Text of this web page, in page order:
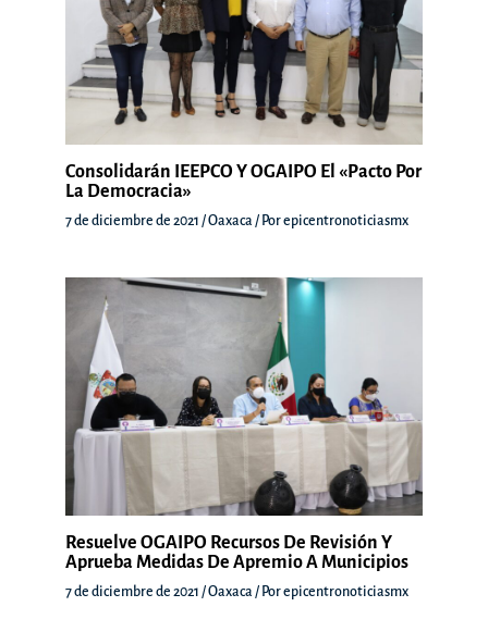
Consolidarán IEEPCO Y OGAIPO El «Pacto Por
La Democracia»
7 de diciembre de 2021 /Oaxaca / Porepicentronoticiasmx
Resuelve OGAIPO Recursos De Revisión Y
Aprueba Medidas De Apremio A Municipios
7 de diciembre de 2021 /Oaxaca / Porepicentronoticiasmx